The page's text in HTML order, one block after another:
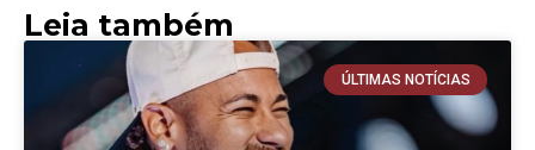
Leia também
ÚLTIMAS NOTÍCIAS